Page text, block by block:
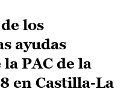
los
ayudas
PAC de la
en Castilla-La